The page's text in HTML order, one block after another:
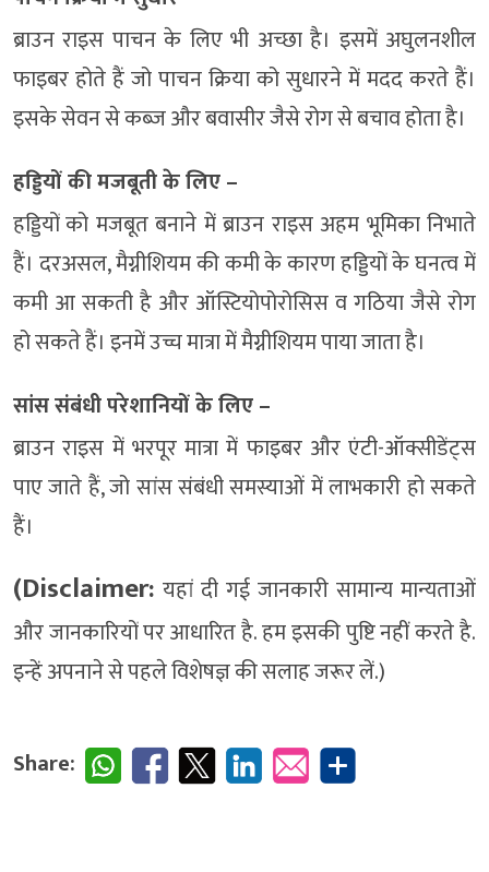
ब्राउन राइस पाचन के लिए भी अच्छा है। इसमें अघुलनशील
फाइबर होते हैं जो पाचन क्रिया को सुधारने में मदद करते हैं।
इसके सेवन से कब्ज और बवासीर जैसे रोग से बचाव होता है।
हड्डियों की मजबूती के लिए –
हड्डियों को मजबूत बनाने में ब्राउन राइस अहम भूमिका निभाते
हैं। दरअसल, मैग्नीशियम की कमी के कारण हड्डियों के घनत्व में
कमी आ सकती है और ऑस्टियोपोरोसिस व गठिया जैसे रोग
हो सकते हैं। इनमें उच्च मात्रा में मैग्नीशियम पाया जाता है।
सांस संबंधी परेशानियों के लिए –
ब्राउन राइस में भरपूर मात्रा में फाइबर और एंटी-ऑक्सीडेंट्स
पाए जाते हैं, जो सांस संबंधी समस्याओं में लाभकारी हो सकते
हैं।
(Disclaimer: यहां दी गई जानकारी सामान्य मान्यताओं
और जानकारियों पर आधारित है. हम इसकी पुष्टि नहीं करते है.
इन्‍हें अपनाने से पहले विशेषज्ञ की सलाह जरूर लें.)
Share: